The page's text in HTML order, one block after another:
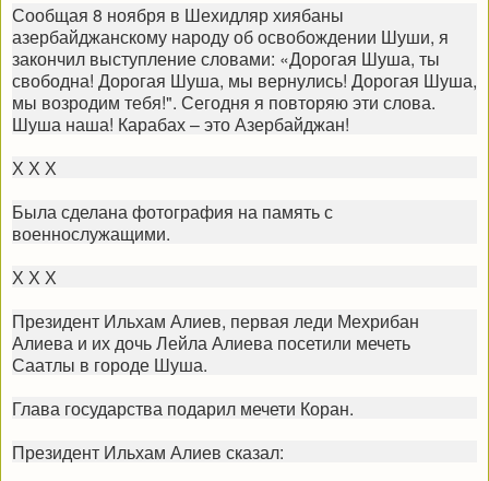
Сообщая 8 ноября в Шехидляр хиябаны
азербайджанскому народу об освобождении Шуши, я
закончил выступление словами: «Дорогая Шуша, ты
свободна! Дорогая Шуша, мы вернулись! Дорогая Шуша,
мы возродим тебя!". Сегодня я повторяю эти слова.
Шуша наша! Карабах – это Азербайджан!
Х Х Х
Была сделана фотография на память с
военнослужащими.
Х Х Х
Президент Ильхам Алиев, первая леди Мехрибан
Алиева и их дочь Лейла Алиева посетили мечеть
Саатлы в городе Шуша.
Глава государства подарил мечети Коран.
Президент Ильхам Алиев сказал: